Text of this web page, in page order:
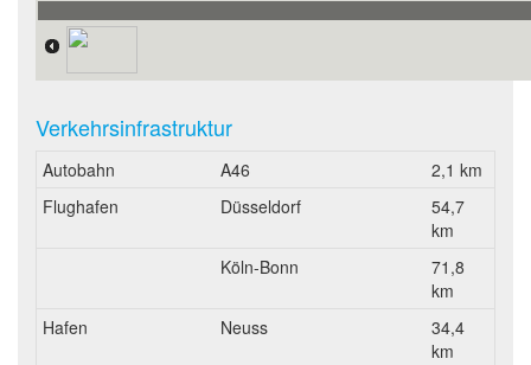
Verkehrsinfrastruktur
Autobahn A46
2,1 km
Flughafen
Düsseldorf
54,7
km
Köln-Bonn
71,8
km
Hafen
Neuss
34,4
km